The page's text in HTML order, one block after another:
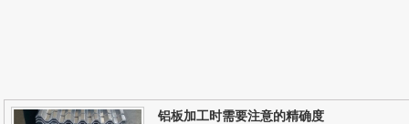
铝板加工时需要注意的精确度